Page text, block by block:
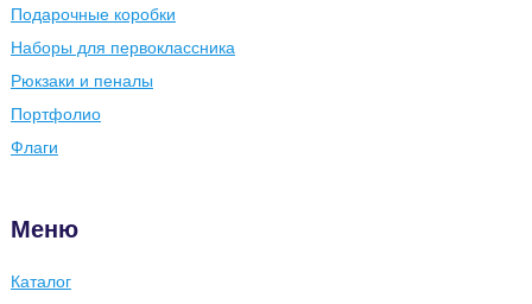
Подарочные коробки
Наборы для первоклассника
Рюкзаки и пеналы
Портфолио
Флаги
Меню
Каталог